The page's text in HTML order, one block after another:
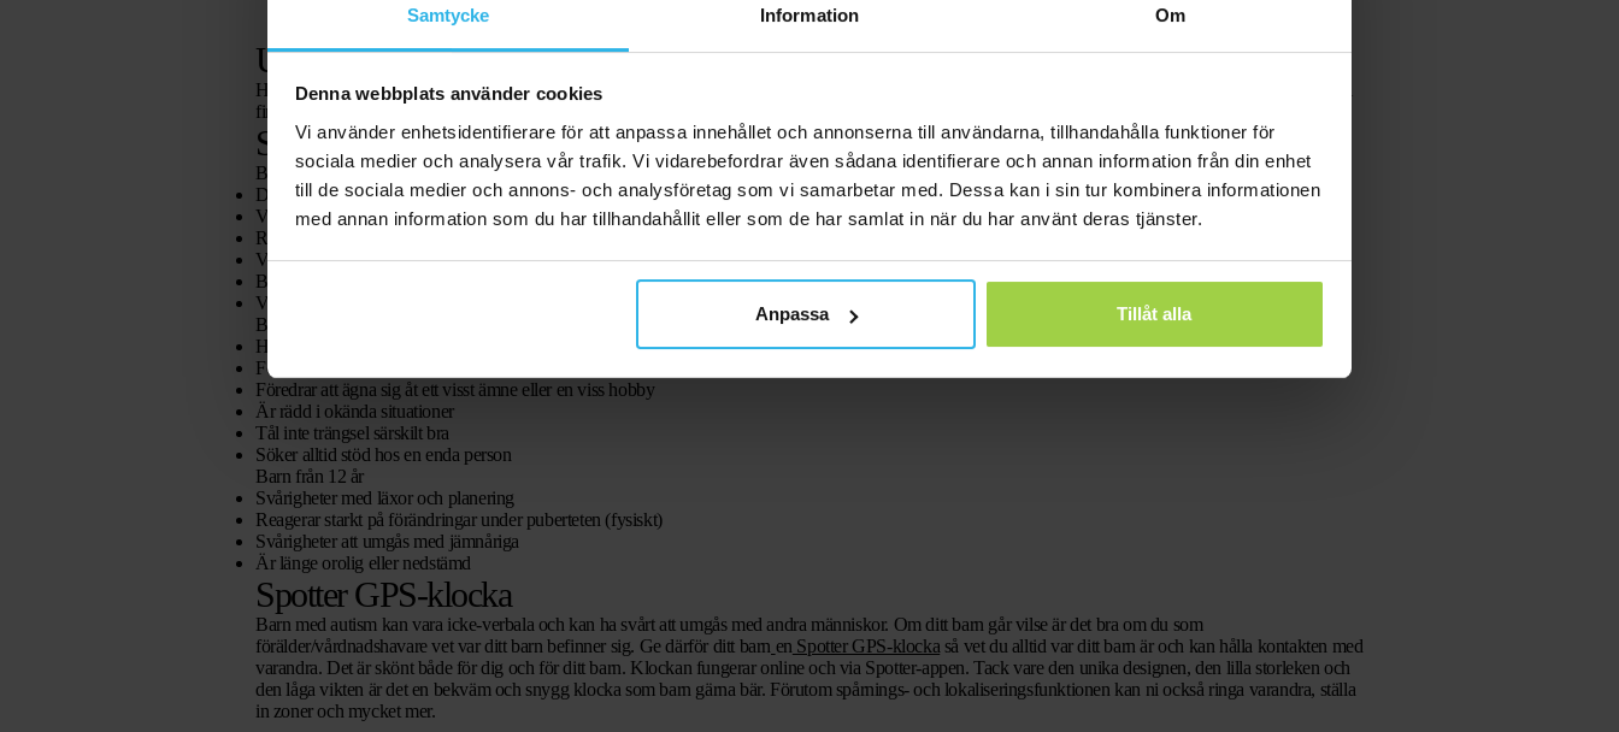
Samtycke Information Om
Denna webbplats använder cookies
Vi använder enhetsidentifierare för att anpassa innehållet och annonserna till användarna, tillhandahålla funktioner för
sociala medier och analysera vår trafik. Vi vidarebefordrar även sådana identifierare och annan information från din enhet
till de sociala medier och annons- och analysföretag som vi samarbetar med. Dessa kan i sin tur kombinera informationen
med annan information som du har tillhandahållit eller som de har samlat in när du har använt deras tjänster.
Anpassa Tillåt alla
Utvecklingsålder
Hos barn som har diagnostiserats med autism kan utvecklingen se annorlunda ut än hos jämnåriga, men en utveckling sker ändå. Ditt barn kan till exempel
fira sin 10-årsdag, men fungera som en 2-åring. Det är viktigt att få en tydlig bild av detta. Det ger insikt i vad ditt barn förstår och inte förstår.
Symtom hos ett barn med autism
Barn upp till 6 år
Ditt barn börjar prata senare
Vinkar och pekar inte efter 12 månader
Reagerar inte på sitt namn
Vill inte gärna kramas, leka tillsammans eller följa med till en livlig miljö
Blir senare renlig
Vill alltid ha samma kläder på sig
Barn mellan 6 och 12 år
Har svårt med förändringar
Förstår inte riktigt vad andra förväntar sig
Föredrar att ägna sig åt ett visst ämne eller en viss hobby
Är rädd i okända situationer
Tål inte trängsel särskilt bra
Söker alltid stöd hos en enda person
Barn från 12 år
Svårigheter med läxor och planering
Reagerar starkt på förändringar under puberteten (fysiskt)
Svårigheter att umgås med jämnåriga
Är länge orolig eller nedstämd
Spotter GPS-klocka
Barn med autism kan vara icke-verbala och kan ha svårt att umgås med andra människor. Om ditt barn går vilse är det bra om du som
förälder/vårdnadshavare vet var ditt barn befinner sig. Ge därför ditt barn en Spotter GPS-klocka så vet du alltid var ditt barn är och kan hålla kontakten med
varandra. Det är skönt både för dig och för ditt barn. Klockan fungerar online och via Spotter-appen. Tack vare den unika designen, den lilla storleken och
den låga vikten är det en bekväm och snygg klocka som barn gärna bär. Förutom spårnings- och lokaliseringsfunktionen kan ni också ringa varandra, ställa
in zoner och mycket mer.